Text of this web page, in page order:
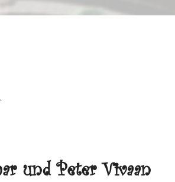
und Peter Vivaan